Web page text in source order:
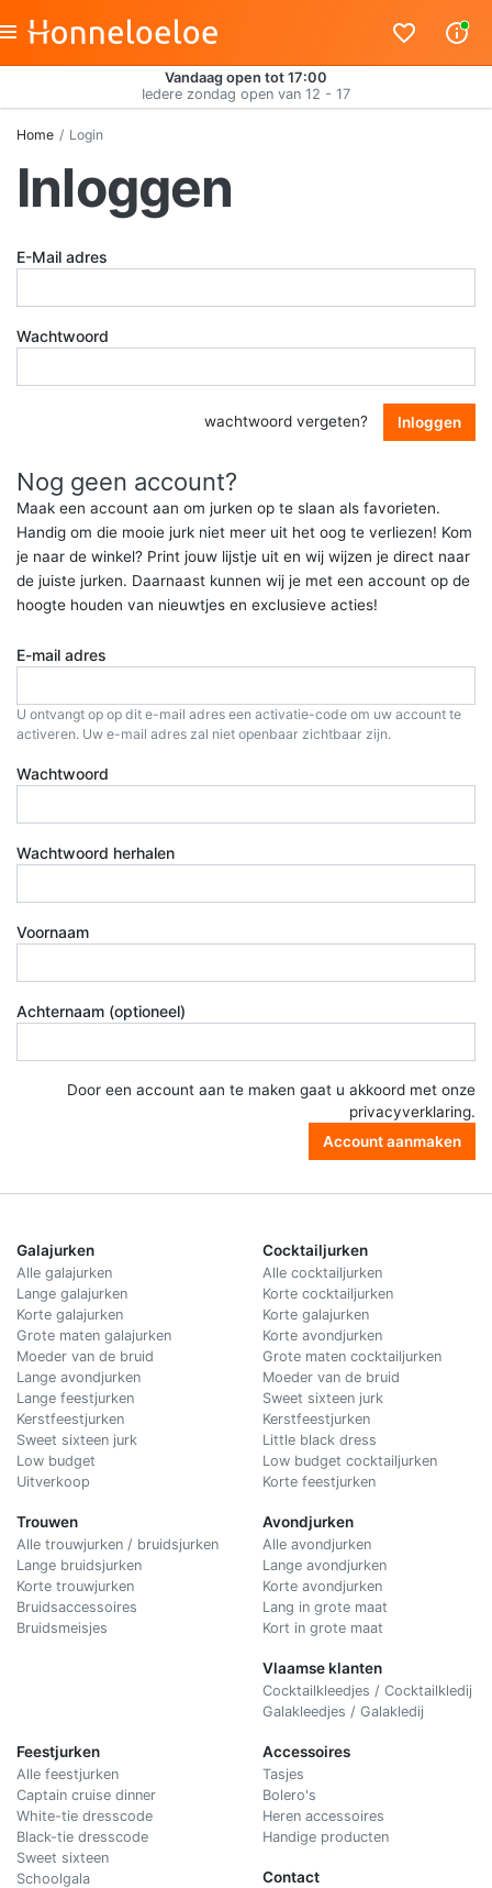
Vandaag open tot 17:00
Iedere zondag open van 12 - 17
Home Login
Inloggen
E-Mail adres
Wachtwoord
wachtwoord vergeten? Inloggen
Nog geen account?
Maak een account aan om jurken op te slaan als favorieten.
Handig om die mooie jurk niet meer uit het oog te verliezen! Kom
je naar de winkel? Print jouw lijstje uit en wij wijzen je direct naar
de juiste jurken. Daarnaast kunnen wij je met een account op de
hoogte houden van nieuwtjes en exclusieve acties!
E-mail adres
U ontvangt op op dit e-mail adres een activatie-code om uw account te
activeren. Uw e-mail adres zal niet openbaar zichtbaar zijn.
Wachtwoord
Wachtwoord herhalen
Voornaam
Achternaam (optioneel)
Door een account aan te maken gaat u akkoord met onze
privacyverklaring.
Account aanmaken
Galajurken
Alle galajurken
Lange galajurken
Korte galajurken
Grote maten galajurken
Moeder van de bruid
Lange avondjurken
Lange feestjurken
Kerstfeestjurken
Sweet sixteen jurk
Low budget
Uitverkoop
Trouwen
Alle trouwjurken / bruidsjurken
Lange bruidsjurken
Korte trouwjurken
Bruidsaccessoires
Bruidsmeisjes
Cocktailjurken
Alle cocktailjurken
Korte cocktailjurken
Korte galajurken
Korte avondjurken
Grote maten cocktailjurken
Moeder van de bruid
Sweet sixteen jurk
Kerstfeestjurken
Little black dress
Low budget cocktailjurken
Korte feestjurken
Avondjurken
Alle avondjurken
Lange avondjurken
Korte avondjurken
Lang in grote maat
Kort in grote maat
Vlaamse klanten
Cocktailkleedjes / Cocktailkledij
Galakleedjes / Galakledij
Feestjurken
Alle feestjurken
Captain cruise dinner
White-tie dresscode
Black-tie dresscode
Sweet sixteen
Schoolgala
Accessoires
Tasjes
Bolero's
Heren accessoires
Handige producten
Contact